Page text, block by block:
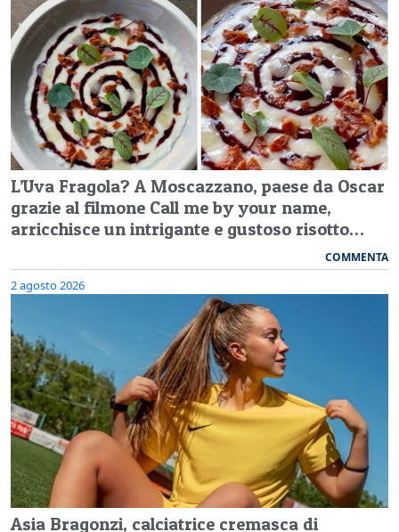
L’Uva Fragola? A Moscazzano, paese da Oscar
grazie al filmone Call me by your name,
arricchisce un intrigante e gustoso risotto…
COMMENTA
2 agosto 2026
Asia Bragonzi, calciatrice cremasca di